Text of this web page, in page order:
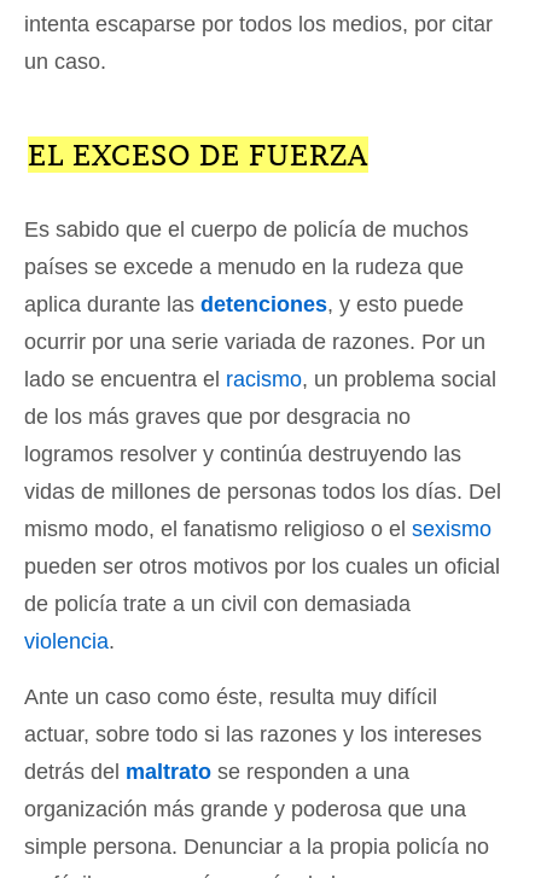
intenta escaparse por todos los medios, por citar
un caso.
EL EXCESO DE FUERZA
Es sabido que el cuerpo de policía de muchos
países se excede a menudo en la rudeza que
aplica durante las detenciones, y esto puede
ocurrir por una serie variada de razones. Por un
lado se encuentra el racismo, un problema social
de los más graves que por desgracia no
logramos resolver y continúa destruyendo las
vidas de millones de personas todos los días. Del
mismo modo, el fanatismo religioso o el sexismo
pueden ser otros motivos por los cuales un oficial
de policía trate a un civil con demasiada
violencia.
Ante un caso como éste, resulta muy difícil
actuar, sobre todo si las razones y los intereses
detrás del maltrato se responden a una
organización más grande y poderosa que una
simple persona. Denunciar a la propia policía no